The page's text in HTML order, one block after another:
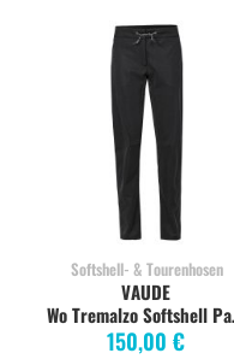
Softshell- & Tourenhosen
Wo
150,00 €
VAUDE